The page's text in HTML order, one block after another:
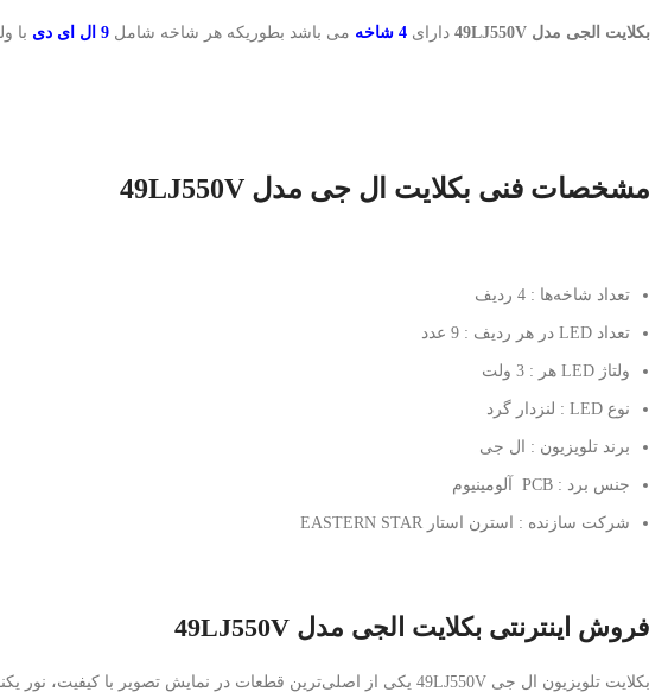
بکلایت الجی مدل 49LJ550V دارای 4 شاخه می باشد بطوریکه هر شاخه شامل 9 ال ای دی با
مشخصات فنی بکلایت ال جی مدل 49LJ550V
تعداد شاخه‌ها : 4 ردیف
تعداد LED در هر ردیف : 9 عدد
ولتاژ LED هر : 3 ولت
نوع LED : لنزدار گرد
برند تلویزیون : ال جی
جنس برد : PCB آلومینیوم
شرکت سازنده : استرن استار EASTERN STAR
فروش اینترنتی بکلایت الجی مدل 49LJ550V